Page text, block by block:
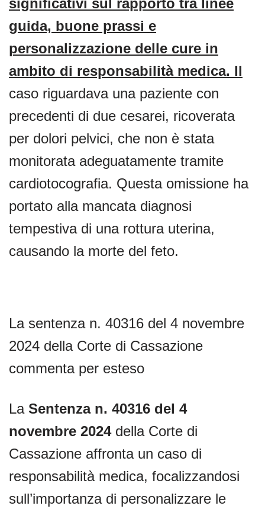
significativi sul rapporto tra linee
guida, buone prassi e
personalizzazione delle cure in
ambito di responsabilità medica. Il
caso riguardava una paziente con
precedenti di due cesarei, ricoverata
per dolori pelvici, che non è stata
monitorata adeguatamente tramite
cardiotocografia. Questa omissione ha
portato alla mancata diagnosi
tempestiva di una rottura uterina,
causando la morte del feto.
La sentenza n. 40316 del 4 novembre
2024 della Corte di Cassazione
commenta per esteso
La Sentenza n. 40316 del 4
novembre 2024della Corte di
Cassazione affronta un caso di
responsabilità medica, focalizzandosi
sull’importanza di personalizzare le